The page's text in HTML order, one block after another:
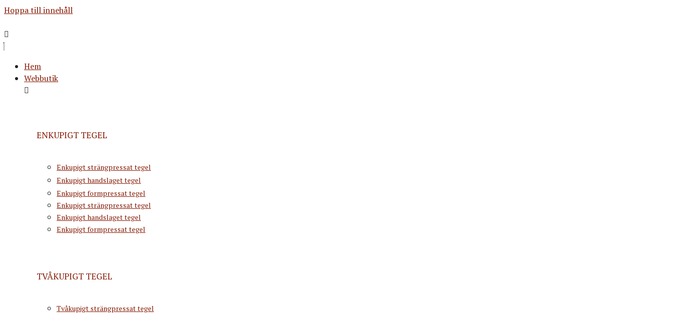
Hoppa till innehåll
Hem
Webbutik
ENKUPIGT TEGEL
Enkupigt strängpressat tegel
Enkupigt handslaget tegel
Enkupigt formpressat tegel
Enkupigt strängpressat tegel
Enkupigt handslaget tegel
Enkupigt formpressat tegel
TVÅKUPIGT TEGEL
Tvåkupigt strängpressat tegel